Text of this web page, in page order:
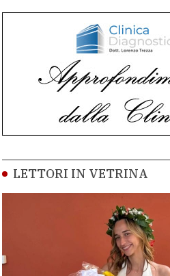
LETTORI IN VETRINA